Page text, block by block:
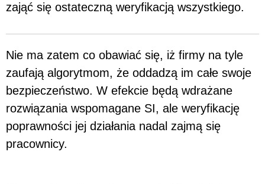
zająć się ostateczną weryfikacją wszystkiego.
Nie ma zatem co obawiać się, iż firmy na tyle
zaufają algorytmom, że oddadzą im całe swoje
bezpieczeństwo. W efekcie będą wdrażane
rozwiązania wspomagane SI, ale weryfikację
poprawności jej działania nadal zajmą się
pracownicy.